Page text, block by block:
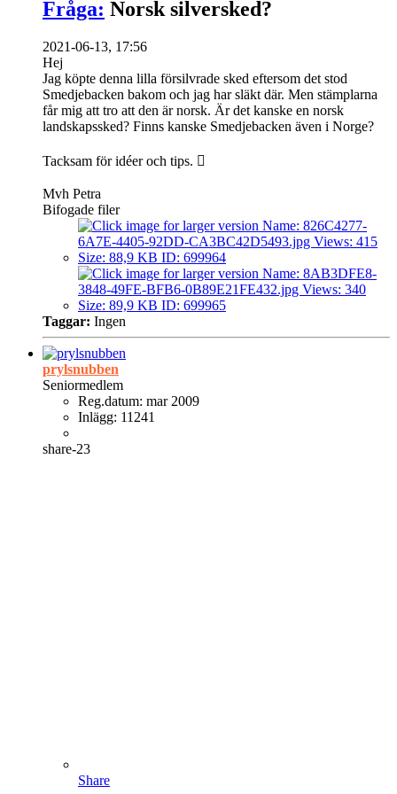
Fråga: Norsk silversked?
2021-06-13, 17:56
Hej
Jag köpte denna lilla försilvrade sked eftersom det stod
Smedjebacken bakom och jag har släkt där. Men stämplarna
får mig att tro att den är norsk. Är det kanske en norsk
landskapssked? Finns kanske Smedjebacken även i Norge?
Tacksam för idéer och tips. 
Mvh Petra
Bifogade filer
Taggar: Ingen
prylsnubben
Seniormedlem
Reg.datum: mar 2009
Inlägg: 11241
share-23
Share